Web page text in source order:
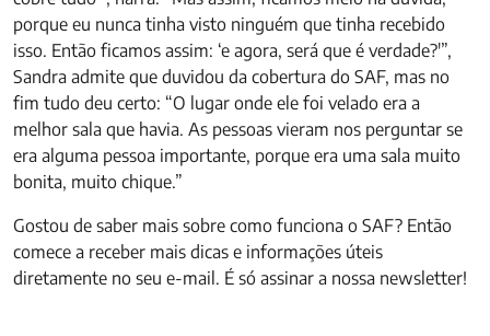
porque eu nunca tinha visto ninguém que tinha recebido
isso. Então ficamos assim: ‘e agora, será que é verdade?'”,
Sandra admite que duvidou da cobertura do SAF, mas no
fim tudo deu certo: “O lugar onde ele foi velado era a
melhor sala que havia. As pessoas vieram nos perguntar se
era alguma pessoa importante, porque era uma sala muito
bonita, muito chique.”
Gostou de saber mais sobre como funciona o SAF? Então
comece a receber mais dicas e informações úteis
diretamente no seu e-mail. É só assinar a nossa newsletter!